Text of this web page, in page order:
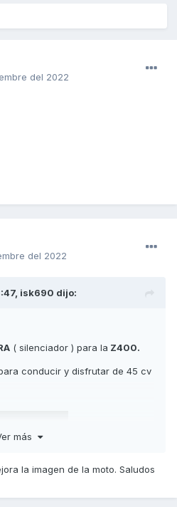
del 2022
del 2022
isk690 dijo:
( silenciador ) para la Z400.
conducir y disfrutar de 45 cv
más
la imagen de la moto. Saludos